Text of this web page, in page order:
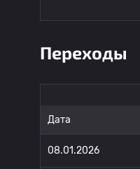
Переходы
Дата
08.01.2026